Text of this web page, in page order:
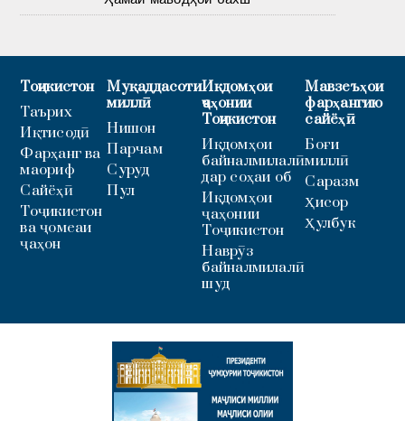
Тоҷикистон
Таърих
Иқтисодӣ
Фарҳанг ва
маориф
Сайёҳӣ
Тоҷикистон
ва ҷомеаи
ҷаҳон
Муқаддасоти
миллӣ
Нишон
Парчам
Суруд
Пул
Иқдомҳои
ҷаҳонии
Тоҷикистон
Иқдомҳои
байналмилалӣ
дар соҳаи об
Иқдомҳои
ҷаҳонии
Тоҷикистон
Наврӯз
байналмилалӣ
шуд
Мавзеъҳои
фарҳангию
сайёҳӣ
Боғи
миллӣ
Саразм
Ҳисор
Ҳулбук